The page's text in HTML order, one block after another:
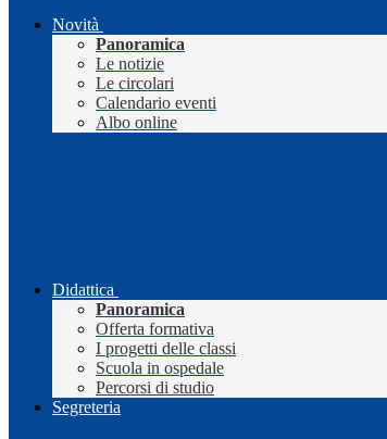
Novità
Panoramica
Le notizie
Le circolari
Calendario eventi
Albo online
Didattica
Panoramica
Offerta formativa
I progetti delle classi
Scuola in ospedale
Percorsi di studio
Segreteria